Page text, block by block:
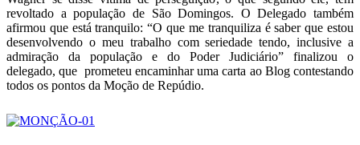
revoltado a população de São Domingos. O Delegado também
afirmou que está tranquilo: “O que me tranquiliza é saber que estou
desenvolvendo o meu trabalho com seriedade tendo, inclusive a
admiração da população e do Poder Judiciário” finalizou o
delegado, que prometeu encaminhar uma carta ao Blog contestando
todos os pontos da Moção de Repúdio.